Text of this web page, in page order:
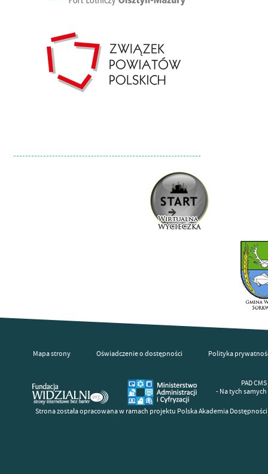
Mapa strony Oświadczenie o dostępności Polityka
PAD
- Na tych
Strona została opracowana w ramach projektu Polska Akademia